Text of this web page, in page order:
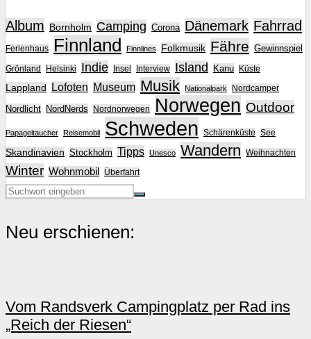
Album Bornholm Camping Corona Dänemark Fahrrad
Ferienhaus Finnland Finnlines Folkmusik Fähre Gewinnspiel
Grönland Helsinki Indie Insel Interview Island Kanu Küste
Lappland Lofoten Museum Musik Nationalpark Nordcamper
Nordlicht NordNerds Nordnorwegen Norwegen Outdoor
Papageitaucher Reisemobil Schweden Schärenküste See
Skandinavien Stockholm Tipps Unesco Wandern Weihnachten
Winter Wohnmobil Überfahrt
Neu erschienen:
Vom Randsverk Campingplatz per Rad ins
„Reich der Riesen“